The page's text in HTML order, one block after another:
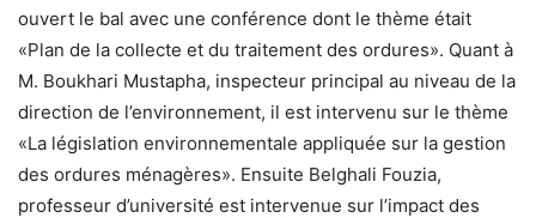
ouvert le bal avec une conférence dont le thème était
«Plan de la collecte et du traitement des ordures». Quant à
M. Boukhari Mustapha, inspecteur principal au niveau de la
direction de l’environnement, il est intervenu sur le thème
«La législation environnementale appliquée sur la gestion
des ordures ménagères». Ensuite Belghali Fouzia,
professeur d’université est intervenue sur l’impact des